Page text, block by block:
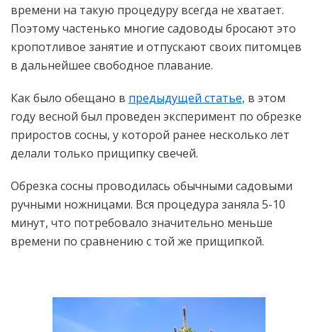
времени на такую процедуру всегда не хватает.
Поэтому частенько многие садоводы бросают это
кропотливое занятие и отпускают своих питомцев
в дальнейшее свободное плавание.
Как было обещано в предыдущей статье, в этом
году весной был проведен эксперимент по обрезке
приростов сосны, у которой ранее несколько лет
делали только прищипку свечей.
Обрезка сосны проводилась обычными садовыми
ручными ножницами. Вся процедура заняла 5-10
минут, что потребовало значительно меньше
времени по сравнению с той же прищипкой.